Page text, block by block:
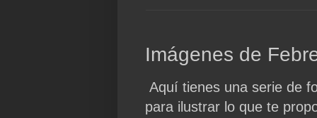
Imágenes de
Aquí tienes una serie de
para ilustrar lo que te